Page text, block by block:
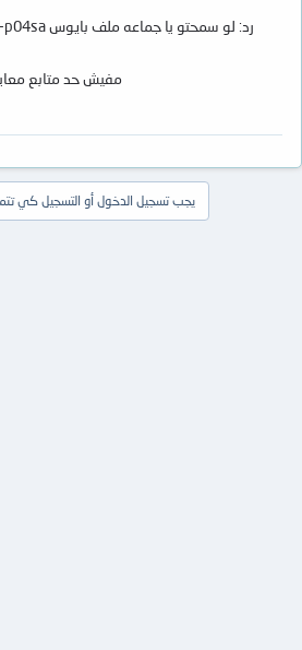
رد: لو سمحتو يا جماعه ملف بايوس samsung - np-nc110-p04sa
مفيش حد متابع
يجب تسجيل الدخول أو التسجيل كي